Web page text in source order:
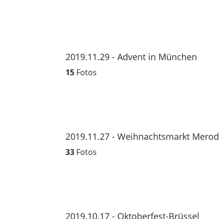
2019.11.29 - Advent in München
15 Fotos
2019.11.27 - Weihnachtsmarkt
33 Fotos
2019.10.17 - Oktoberfest-Brüssel